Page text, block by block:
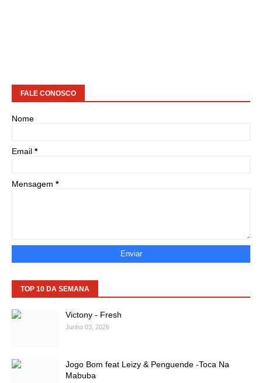
FALE CONOSCO
Nome
Email *
Mensagem *
TOP 10 DA SEMANA
Victony - Fresh
Junho 03, 2026
Jogo Bom feat Leizy & Penguende -Toca Na
Mabuba